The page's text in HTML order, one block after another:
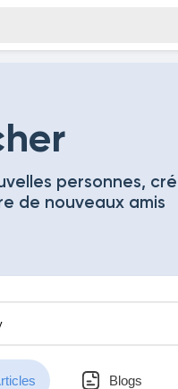
personnes,
de nouveaux amis
Blogs